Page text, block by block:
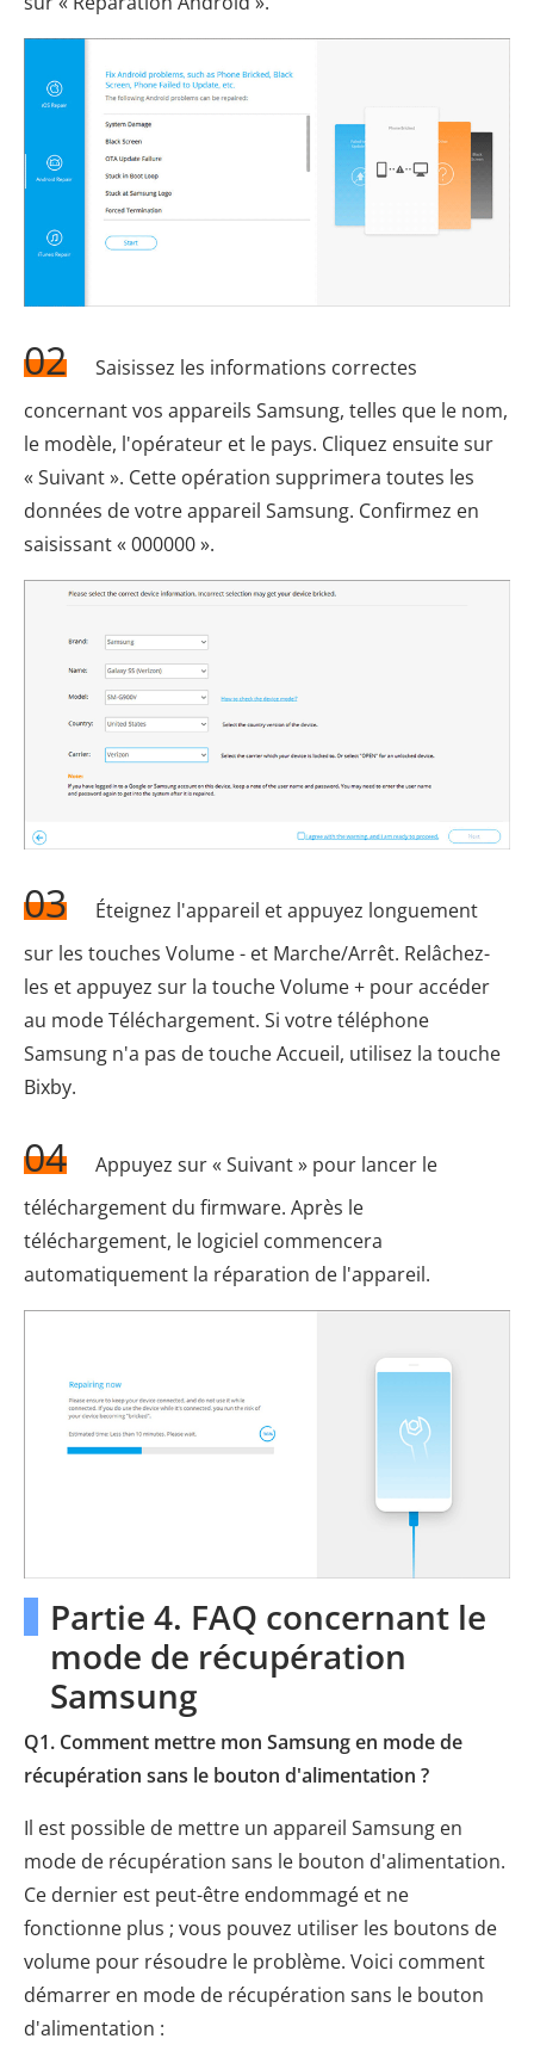
02
Saisissez les informations correctes
concernant vos appareils Samsung, telles que le nom,
le modèle, l'opérateur et le pays. Cliquez ensuite sur
« Suivant ». Cette opération supprimera toutes les
données de votre appareil Samsung. Confirmez en
saisissant « 000000 ».
03
Éteignez l'appareil et appuyez longuement
sur les touches Volume - et Marche/Arrêt. Relâchez-
les et appuyez sur la touche Volume + pour accéder
au mode Téléchargement. Si votre téléphone
Samsung n'a pas de touche Accueil, utilisez la touche
Bixby.
04
Appuyez sur « Suivant » pour lancer le
téléchargement du firmware. Après le
téléchargement, le logiciel commencera
automatiquement la réparation de l'appareil.
Partie 4. FAQ concernant le
mode de récupération
Samsung
Q1. Comment mettre mon Samsung en mode de
récupération sans le bouton d'alimentation ?
Il est possible de mettre un appareil Samsung en
mode de récupération sans le bouton d'alimentation.
Ce dernier est peut-être endommagé et ne
fonctionne plus ; vous pouvez utiliser les boutons de
volume pour résoudre le problème. Voici comment
démarrer en mode de récupération sans le bouton
d'alimentation :